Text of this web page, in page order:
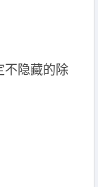
不隐藏的除